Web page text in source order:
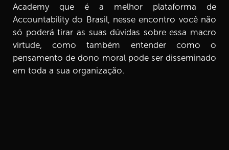
Academy que é a melhor plataforma de
Accountability do Brasil, nesse encontro você não
só poderá tirar as suas dúvidas sobre essa macro
virtude, como também entender como o
pensamento de dono moral pode ser disseminado
em toda a sua organização.